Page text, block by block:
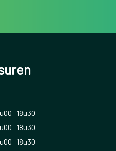
18u30
18u30
18u30